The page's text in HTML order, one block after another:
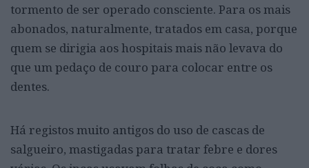
tormento de ser operado consciente. Para os mais
abonados, naturalmente, tratados em casa, porque
quem se dirigia aos hospitais mais não levava do
que um pedaço de couro para colocar entre os
dentes.
Há registos muito antigos do uso de cascas de
salgueiro, mastigadas para tratar febre e dores